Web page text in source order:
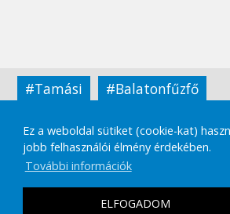
Ez a weboldal sütiket (cookie-kat)
jobb felhasználói élmény érdekében.
További információk
ELFOGADOM
#Tamási
#Balatonfűzfő
#Balatonkenese
#túra